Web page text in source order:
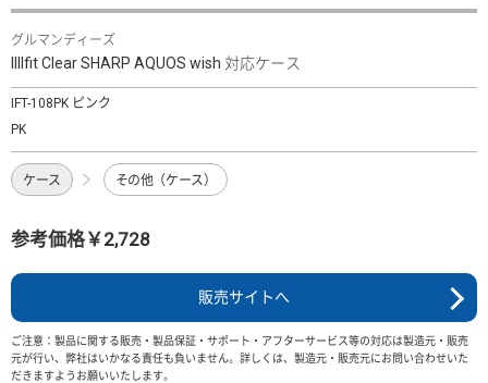
グルマンディーズ
IIIIfit Clear SHARP AQUOS wish 対応ケース
IFT-108PK ピンク
PK
ケース その他（ケース）
参考価格￥2,728
販売サイトへ
ご注意：製品に関する販売・製品保証・サポート・アフターサービス等の対応は製造元・販売
元が行い、弊社はいかなる責任も負いません。詳しくは、製造元・販売元にお問い合わせいた
だきますようお願いいたします。